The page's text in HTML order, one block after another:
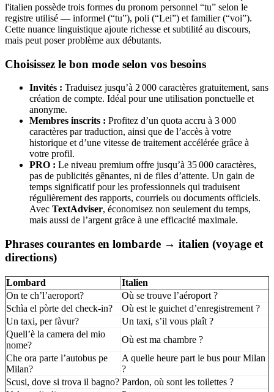
l'italien possède trois formes du pronom personnel “tu” selon le
registre utilisé — informel (“tu”), poli (“Lei”) et familier (“voi”).
Cette nuance linguistique ajoute richesse et subtilité au discours,
mais peut poser problème aux débutants.
Choisissez le bon mode selon vos besoins
Invités : Traduisez jusqu’à 2 000 caractères gratuitement, sans
création de compte. Idéal pour une utilisation ponctuelle et
anonyme.
Membres inscrits : Profitez d’un quota accru à 3 000
caractères par traduction, ainsi que de l’accès à votre
historique et d’une vitesse de traitement accélérée grâce à
votre profil.
PRO : Le niveau premium offre jusqu’à 35 000 caractères,
pas de publicités gênantes, ni de files d’attente. Un gain de
temps significatif pour les professionnels qui traduisent
régulièrement des rapports, courriels ou documents officiels.
Avec TextAdviser, économisez non seulement du temps,
mais aussi de l’argent grâce à une efficacité maximale.
Phrases courantes en lombarde → italien (voyage et
directions)
Lombard
Italien
On te ch’l’aeroport?
Où se trouve l’aéroport ?
Schìa el pòrte del check-in?
Où est le guichet d’enregistrement ?
Un taxi, per fàvur?
Un taxi, s’il vous plaît ?
Quell’è la camera del mio
nome?
Où est ma chambre ?
Che ora parte l’autobus pe
Milan?
A quelle heure part le bus pour Milan
?
Scusi, dove si trova il bagno? Pardon, où sont les toilettes ?